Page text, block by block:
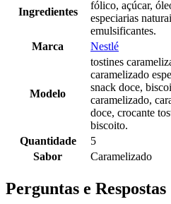
Ingredientes
fólico, açúcar,
especiarias
emulsificantes.
Marca
Nestlé
Modelo
tostines
caramelizado
snack doce,
caramelizado,
doce, crocante
biscoito.
Quantidade
5
Sabor
Caramelizado
Perguntas e Respostas